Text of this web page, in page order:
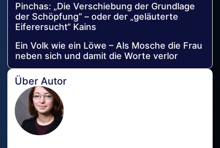
Pinchas: „Die Verschiebung der Grundlage
der Schöpfung“ – oder der „geläuterte
Eiferersucht“ Kains
Ein Volk wie ein Löwe – Als Mosche die Frau
neben sich und damit die Worte verlor
Über Autor